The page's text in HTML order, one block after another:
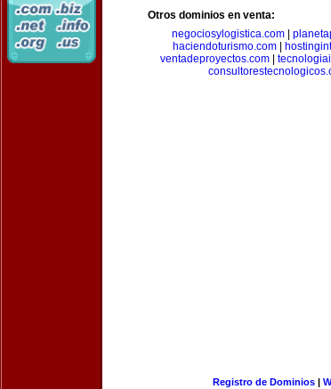
Otros dominios en venta:
negociosylogistica.com|
haciendoturismo.com
ventadeproyectos.com|
Registro de Dominios|